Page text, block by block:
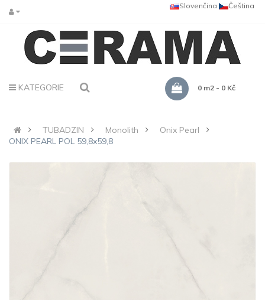
Čeština
Slovenčina
KATEGORIE 0 m2 - 0 Kč
TUBADZIN Monolith
Onix Pearl
ONIX PEARL POL 59,8x59,8